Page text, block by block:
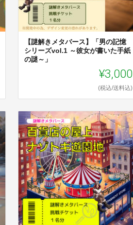
【謎解きメタバース】「男の記憶
シリーズvol.1 ～彼女が書いた手紙
の謎～」
¥3,000
(税込/送料込)